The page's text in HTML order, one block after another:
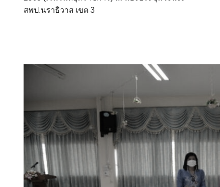
สพป.นราธิวาส เขต 3